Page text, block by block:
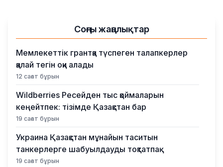
Соңғы жаңалықтар
Мемлекеттік грантқа түспеген талапкерлер
қалай тегін оқи алады
12 сағат бұрын
Wildberries Ресейден тыс қоймаларын
кеңейтпек: тізімде Қазақстан бар
19 сағат бұрын
Украина Қазақстан мұнайын таситын
танкерлерге шабуылдауды тоқтатпақ
19 сағат бұрын